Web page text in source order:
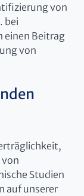
von
bei
einen Beitrag
von
Studien
auf unserer